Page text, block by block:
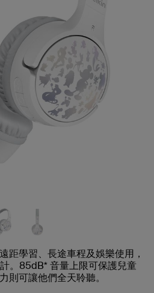
距學習、長途車程及娛樂使用，
。85dB* 音量上限可保護兒童
則可讓他們全天聆聽。